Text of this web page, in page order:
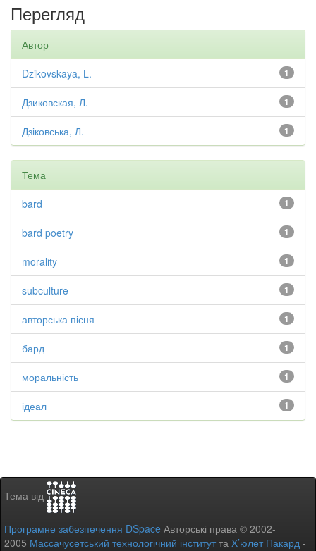
Перегляд
Автор
1
Dzikovskaya, L.
1
Дзиковская, Л.
1
Дзіковська, Л.
Тема
1
bard
1
bard poetry
1
morality
1
subculture
1
авторська пісня
1
бард
1
моральність
1
ідеал
Тема від
Програмне забезпечення DSpace Авторські права © 2002-
2005 Массачусетський технологічний інститутта Х’юлет Пакард -